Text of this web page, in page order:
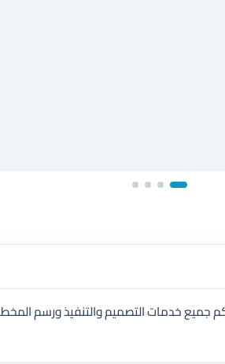
جميع خدمات التصميم والتنفيذ ورسم